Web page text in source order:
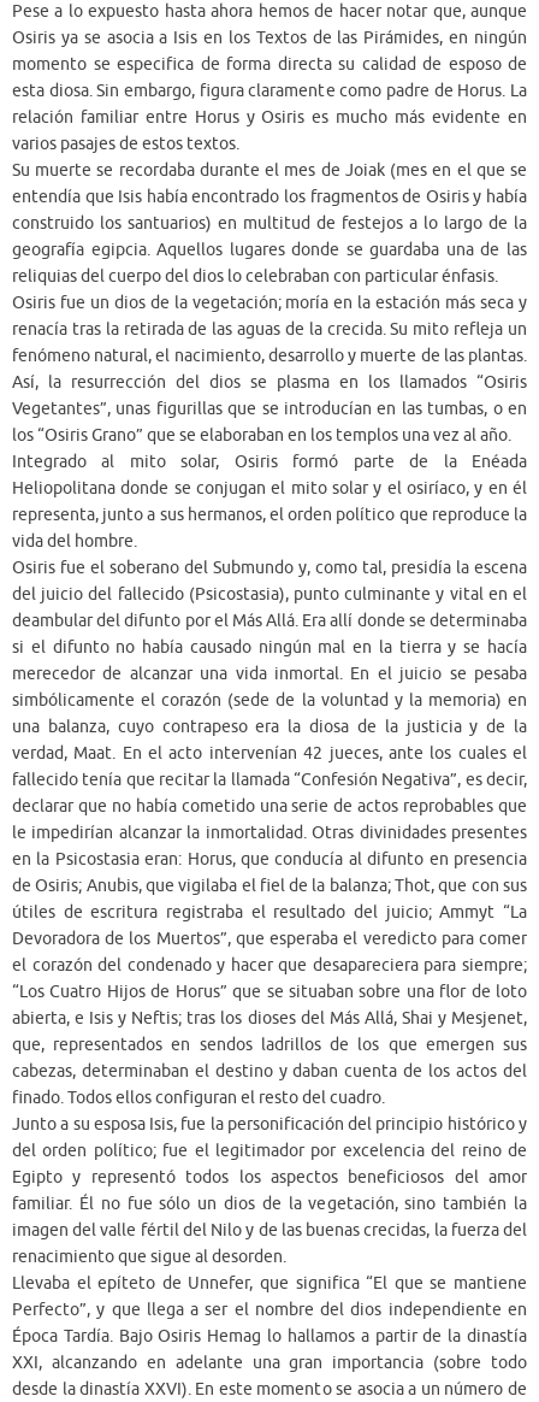
Pese a lo expuesto hasta ahora hemos de hacer notar que, aunque
Osiris ya se asocia a Isis en los Textos de las Pirámides, en ningún
momento se especifica de forma directa su calidad de esposo de
esta diosa. Sin embargo, figura claramente como padre de Horus. La
relación familiar entre Horus y Osiris es mucho más evidente en
varios pasajes de estos textos.
Su muerte se recordaba durante el mes de Joiak (mes en el que se
entendía que Isis había encontrado los fragmentos de Osiris y había
construido los santuarios) en multitud de festejos a lo largo de la
geografía egipcia. Aquellos lugares donde se guardaba una de las
reliquias del cuerpo del dios lo celebraban con particular énfasis.
Osiris fue un dios de la vegetación; moría en la estación más seca y
renacía tras la retirada de las aguas de la crecida. Su mito refleja un
fenómeno natural, el nacimiento, desarrollo y muerte de las plantas.
Así, la resurrección del dios se plasma en los llamados “Osiris
Vegetantes”, unas figurillas que se introducían en las tumbas, o en
los “Osiris Grano” que se elaboraban en los templos una vez al año.
Integrado al mito solar, Osiris formó parte de la Enéada
Heliopolitana donde se conjugan el mito solar y el osiríaco, y en él
representa, junto a sus hermanos, el orden político que reproduce la
vida del hombre.
Osiris fue el soberano del Submundo y, como tal, presidía la escena
del juicio del fallecido (Psicostasia), punto culminante y vital en el
deambular del difunto por el Más Allá. Era allí donde se determinaba
si el difunto no había causado ningún mal en la tierra y se hacía
merecedor de alcanzar una vida inmortal. En el juicio se pesaba
simbólicamente el corazón (sede de la voluntad y la memoria) en
una balanza, cuyo contrapeso era la diosa de la justicia y de la
verdad, Maat. En el acto intervenían 42 jueces, ante los cuales el
fallecido tenía que recitar la llamada “Confesión Negativa”, es decir,
declarar que no había cometido una serie de actos reprobables que
le impedirían alcanzar la inmortalidad. Otras divinidades presentes
en la Psicostasia eran: Horus, que conducía al difunto en presencia
de Osiris; Anubis, que vigilaba el fiel de la balanza; Thot, que con sus
útiles de escritura registraba el resultado del juicio; Ammyt “La
Devoradora de los Muertos”, que esperaba el veredicto para comer
el corazón del condenado y hacer que desapareciera para siempre;
“Los Cuatro Hijos de Horus” que se situaban sobre una flor de loto
abierta, e Isis y Neftis; tras los dioses del Más Allá, Shai y Mesjenet,
que, representados en sendos ladrillos de los que emergen sus
cabezas, determinaban el destino y daban cuenta de los actos del
finado. Todos ellos configuran el resto del cuadro.
Junto a su esposa Isis, fue la personificación del principio histórico y
del orden político; fue el legitimador por excelencia del reino de
Egipto y representó todos los aspectos beneficiosos del amor
familiar. Él no fue sólo un dios de la vegetación, sino también la
imagen del valle fértil del Nilo y de las buenas crecidas, la fuerza del
renacimiento que sigue al desorden.
Llevaba el epíteto de Unnefer, que significa “El que se mantiene
Perfecto”, y que llega a ser el nombre del dios independiente en
Época Tardía. Bajo Osiris Hemag lo hallamos a partir de la dinastía
XXI, alcanzando en adelante una gran importancia (sobre todo
desde la dinastía XXVI). En este momento se asocia a un número de